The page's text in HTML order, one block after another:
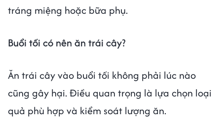
tráng miệng hoặc bữa phụ.
Buổi tối có nên ăn trái cây?
Ăn trái cây vào buổi tối không phải lúc nào
cũng gây hại. Điều quan trọng là lựa chọn loại
quả phù hợp và kiểm soát lượng ăn.